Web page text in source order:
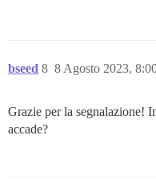
bseed 8 Agosto 2023,
8
Grazie per la segnalazione!
accade?